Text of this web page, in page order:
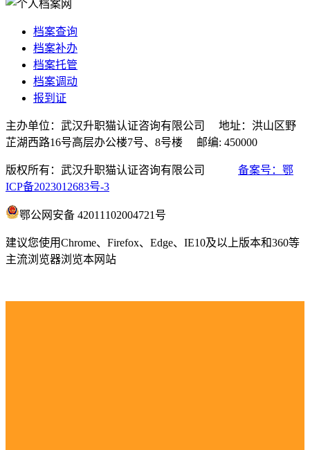
档案查询
档案补办
档案托管
档案调动
报到证
主办单位：武汉升职猫认证咨询有限公司 地址：洪山区野
芷湖西路16号高层办公楼7号、8号楼 邮编: 450000
版权所有：武汉升职猫认证咨询有限公司 备案号：鄂
ICP备2023012683号-3
鄂公网安备 42011102004721号
建议您使用Chrome、Firefox、Edge、IE10及以上版本和360等
主流浏览器浏览本网站